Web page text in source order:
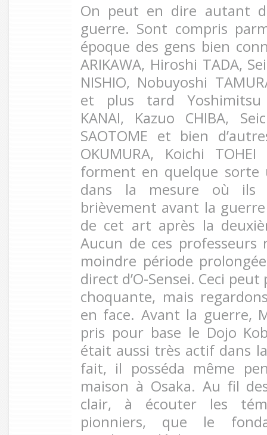
On peut en dire autant
guerre. Sont compris
époque des gens bien
ARIKAWA, Hiroshi TADA,
NISHIO, Nobuyoshi
et plus tard Yoshimitsu
KANAI, Kazuo CHIBA,
SAOTOME et bien
OKUMURA, Koichi
forment en quelque sorte
dans la mesure où ils
brièvement avant la
de cet art après la
Aucun de ces professeurs
moindre période
direct d’O-Sensei. Ceci
choquante, mais
en face. Avant la guerre,
pris pour base le Dojo
était aussi très actif dans
fait, il posséda même
maison à Osaka. Au fil
clair, à écouter les
pionniers, que le